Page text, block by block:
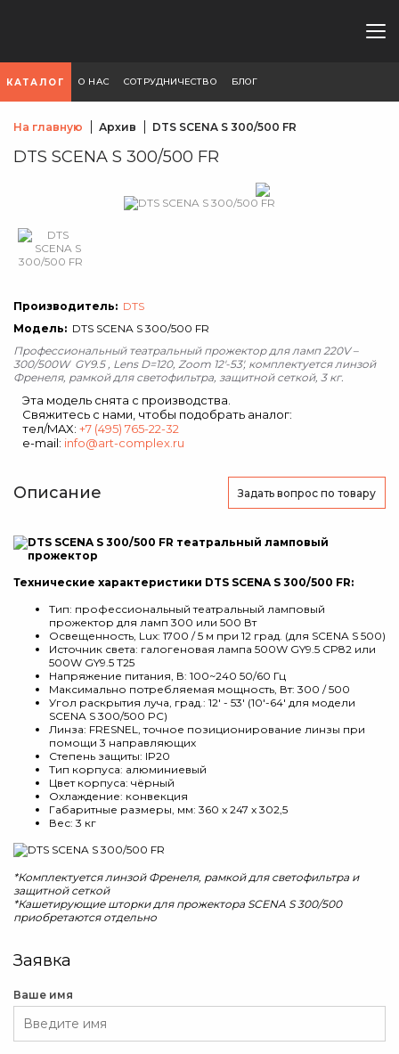
КАТАЛОГ О НАС СОТРУДНИЧЕСТВО БЛОГ
На главную Архив DTS SCENA S 300/500 FR
DTS SCENA S 300/500 FR
Производитель: DTS
Модель: DTS SCENA S 300/500 FR
Профессиональный театральный прожектор для ламп 220V –
300/500W GY9.5 , Lens D=120, Zoom 12'-53', комплектуется линзой
Френеля, рамкой для светофильтра, защитной сеткой, 3 кг.
Эта модель снята с производства.
Свяжитесь с нами, чтобы подобрать аналог:
тел/MAX: +7 (495) 765-22-32
e-mail: info@art-complex.ru
Описание Задать вопрос по товару
Технические характеристики DTS SCENA S 300/500 FR:
Тип: профессиональный театральный ламповый
прожектор для ламп 300 или 500 Вт
Освещенность, Lux: 1700 / 5 м при 12 град. (для SCENA S 500)
Источник света: галогеновая лампа 500W GY9.5 CP82 или
500W GY9.5 T25
Напряжение питания, В: 100~240 50/60 Гц
Максимально потребляемая мощность, Вт: 300 / 500
Угол раскрытия луча, град.: 12' - 53' (10'-64' для модели
SCENA S 300/500 PC)
Линза: FRESNEL, точное позиционирование линзы при
помощи 3 направляющих
Степень защиты: IP20
Тип корпуса: алюминиевый
Цвет корпуса: чёрный
Охлаждение: конвекция
Габаритные размеры, мм: 360 x 247 x 302,5
Вес: 3 кг
*Комплектуется линзой Френеля, рамкой для светофильтра и
защитной сеткой
*Кашетирующие шторки для прожектора SCENA S 300/500
приобретаются отдельно
Заявка
Ваше имя